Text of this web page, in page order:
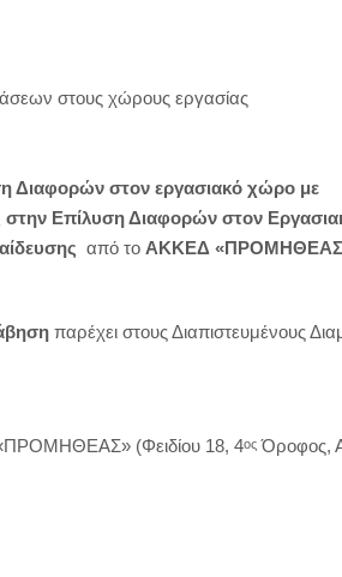
στους χώρους εργασίας
Διαφορών στον εργασιακό χώρο με
στην Επίλυση Διαφορών στον
από το ΑΚΚΕΔ
παρέχει στους Διαπιστευμένους
«ΠΡΟΜΗΘΕΑΣ» (Φειδίου 18, 4ος Όροφος,